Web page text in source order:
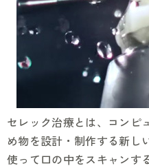
セレック治療とは、コンピ
め物を設計・制作する新し
使って口の中をスキャンす